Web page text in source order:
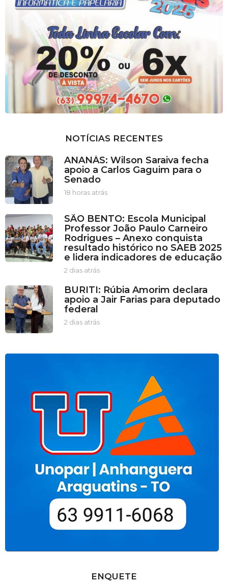
NOTÍCIAS RECENTES
ANANÁS: Wilson Saraiva fecha
apoio a Carlos Gaguim para o
Senado
18 horas atrás1
o
r
a
s
a
á
s
SÃO BENTO: Escola Municipal
Professor João Paulo Carneiro
Rodrigues – Anexo conquista
resultado histórico no SAEB 2025
e lidera indicadores de educação
2 dias atrás2
i
a
BURITI: Rúbia Amorim declara
apoio a Jair Farias para deputado
federal
2 dias atrás2
r
s
ENQUETE